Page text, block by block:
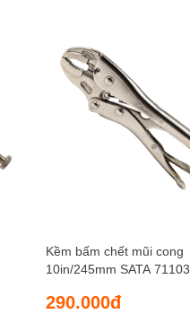
Kềm bấm chết mũi cong
10in/245mm SATA 71103
290.000đ